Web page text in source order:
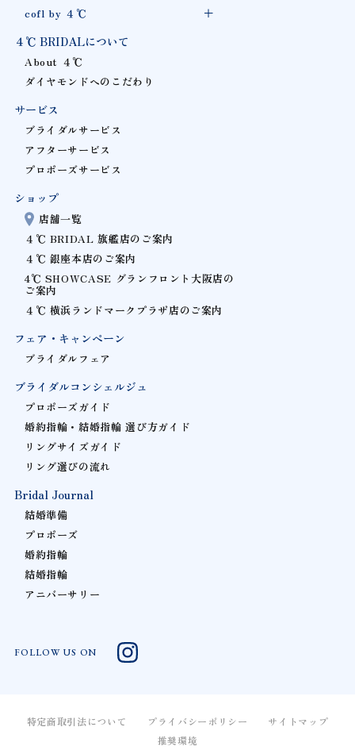
cofl by ４℃
４℃ BRIDALについて
About ４℃
ダイヤモンドへのこだわり
サービス
ブライダルサービス
アフターサービス
プロポーズサービス
ショップ
店舗一覧
４℃ BRIDAL 旗艦店のご案内
４℃ 銀座本店のご案内
4℃ SHOWCASE グランフロント大阪店の
ご案内
４℃ 横浜ランドマークプラザ店のご案内
フェア・キャンペーン
ブライダルフェア
ブライダルコンシェルジュ
プロポーズガイド
婚約指輪・結婚指輪 選び方ガイド
リングサイズガイド
リング選びの流れ
Bridal Journal
結婚準備
プロポーズ
婚約指輪
結婚指輪
アニバーサリー
FOLLOW US ON
特定商取引法について プライバシーポリシー
サイトマップ
推奨環境